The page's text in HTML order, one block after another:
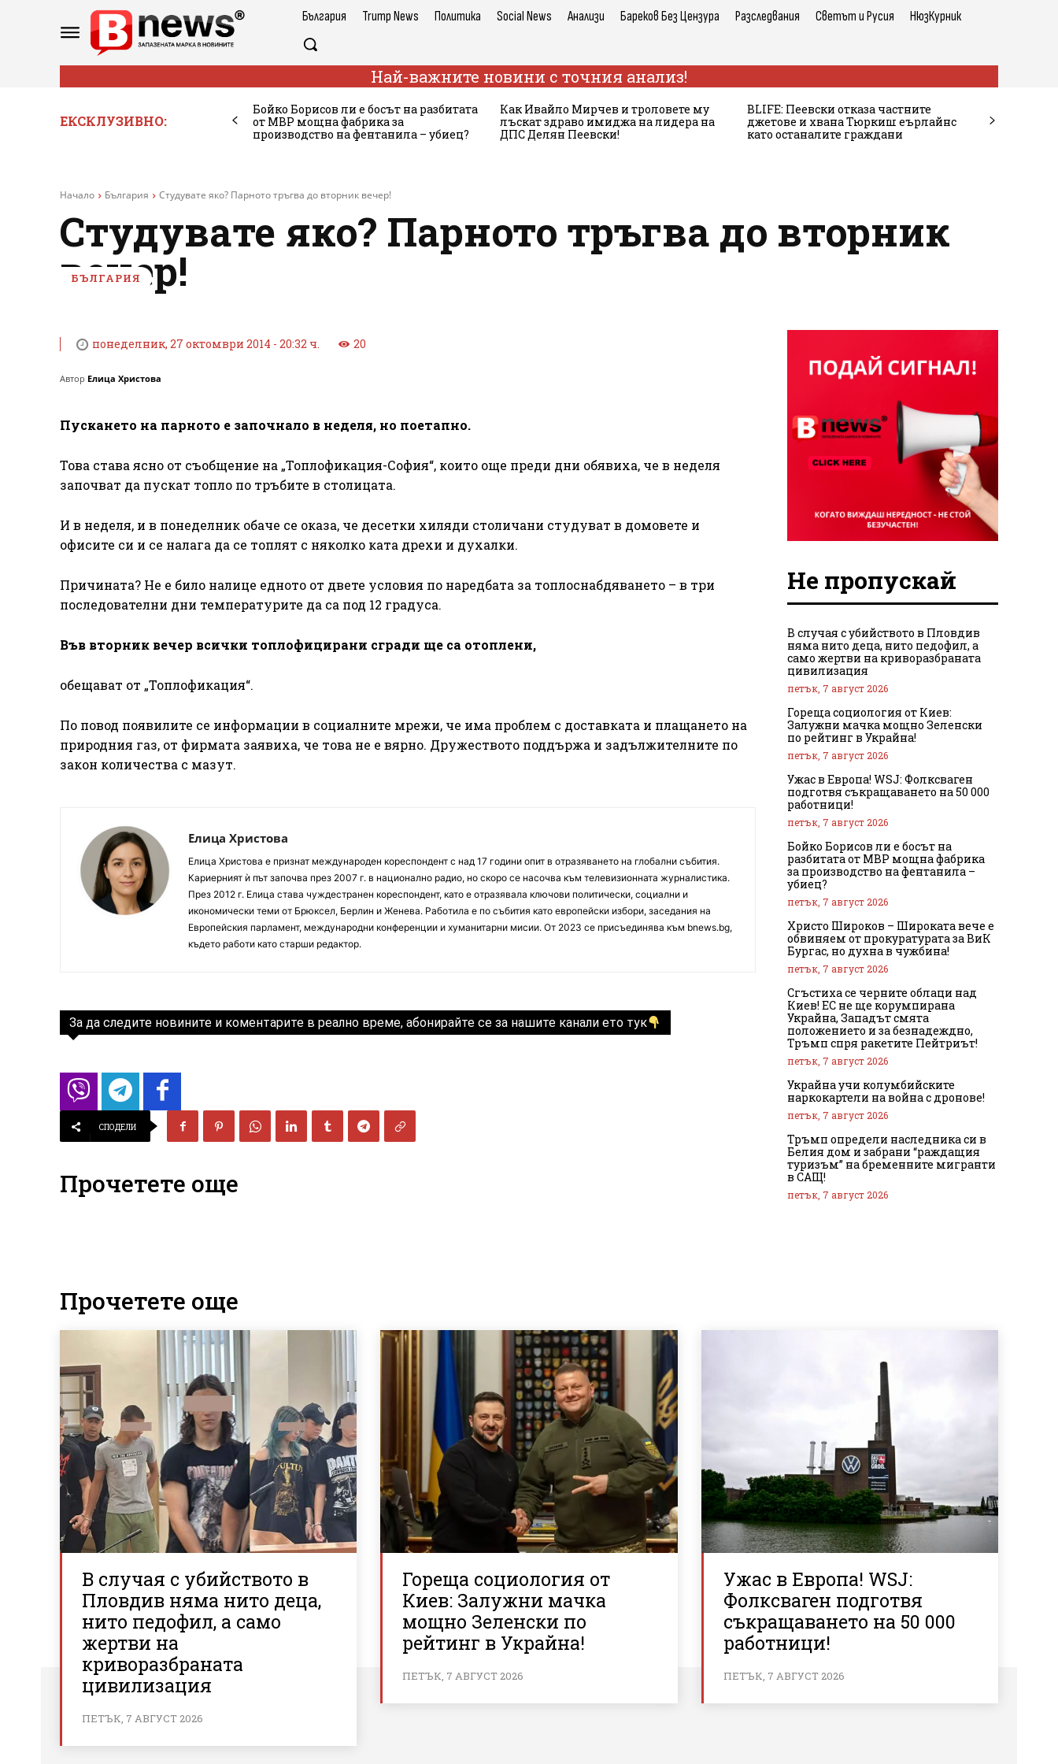
България Trump News Политика Social News Анализи Бареков Без Цензура Разследвания Светът и Русия НюзКурник
Най-важните новини с точния анализ!
ЕКСКЛУЗИВНО:
Бойко Борисов ли е босът на разбитата
от МВР мощна фабрика за
производство на фентанила – убиец?
Как Ивайло Мирчев и троловете му
лъскат здраво имиджа на лидера на
ДПС Делян Пеевски!
BLIFE: Пеевски отказа частните
джетове и хвана Тюркиш еърлайнс
като останалите граждани
Начало България Студувате яко? Парното тръгва до вторник вечер!
Студувате яко? Парното тръгва до вторник
вечер!
БЪЛГАРИЯ
понеделник, 27 октомври 2014 - 20:32 ч. 20
Автор Елица Христова
Пускането на парното е започнало в неделя, но поетапно.
Това става ясно от съобщение на „Топлофикация-София“, които още преди дни обявиха, че в неделя
започват да пускат топло по тръбите в столицата.
И в неделя, и в понеделник обаче се оказа, че десетки хиляди столичани студуват в домовете и
офисите си и се налага да се топлят с няколко ката дрехи и духалки.
Причината? Не е било налице едното от двете условия по наредбата за топлоснабдяването – в три
последователни дни температурите да са под 12 градуса.
Във вторник вечер всички топлофицирани сгради ще са отоплени,
обещават от „Топлофикация“.
По повод появилите се информации в социалните мрежи, че има проблем с доставката и плащането на
природния газ, от фирмата заявиха, че това не е вярно. Дружеството поддържа и задължителните по
закон количества с мазут.
Елица Христова
Елица Христова е признат международен кореспондент с над 17 години опит в отразяването на глобални събития.
Кариерният ѝ път започва през 2007 г. в национално радио, но скоро се насочва към телевизионната журналистика.
През 2012 г. Елица става чуждестранен кореспондент, като е отразявала ключови политически, социални и
икономически теми от Брюксел, Берлин и Женева. Работила е по събития като европейски избори, заседания на
Европейския парламент, международни конференции и хуманитарни мисии. От 2023 се присъединява към bnews.bg,
където работи като старши редактор.
За да следите новините и коментарите в реално време, абонирайте се за нашите канали ето тук
СПОДЕЛИ
Прочетете още
Не пропускай
В случая с убийството в Пловдив
няма нито деца, нито педофил, а
само жертви на криворазбраната
цивилизация
петък, 7 август 2026
Гореща социология от Киев:
Залужни мачка мощно Зеленски
по рейтинг в Украйна!
петък, 7 август 2026
Ужас в Европа! WSJ: Фолксваген
подготвя съкращаването на 50 000
работници!
петък, 7 август 2026
Бойко Борисов ли е босът на
разбитата от МВР мощна фабрика
за производство на фентанила –
убиец?
петък, 7 август 2026
Христо Широков – Широката вече е
обвиняем от прокуратурата за ВиК
Бургас, но духна в чужбина!
петък, 7 август 2026
Сгъстиха се черните облаци над
Киев! ЕС не ще корумпирана
Украйна, Западът смята
положението и за безнадеждно,
Тръмп спря ракетите Пейтриът!
петък, 7 август 2026
Украйна учи колумбийските
наркокартели на война с дронове!
петък, 7 август 2026
Тръмп определи наследника си в
Белия дом и забрани “раждащия
туризъм” на бременните мигранти
в САЩ!
петък, 7 август 2026
Прочетете още
В случая с убийството в
Пловдив няма нито деца,
нито педофил, а само
жертви на
криворазбраната
цивилизация
ПЕТЪК, 7 АВГУСТ 2026
Гореща социология от
Киев: Залужни мачка
мощно Зеленски по
рейтинг в Украйна!
ПЕТЪК, 7 АВГУСТ 2026
Ужас в Европа! WSJ:
Фолксваген подготвя
съкращаването на 50 000
работници!
ПЕТЪК, 7 АВГУСТ 2026